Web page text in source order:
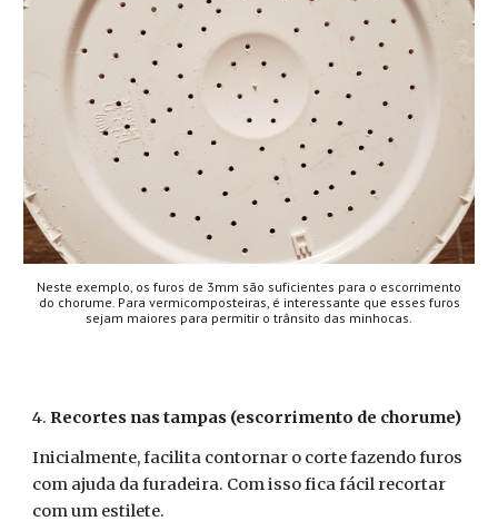
Neste exemplo, os furos de 3mm são suficientes para o escorrimento
do chorume. Para vermicomposteiras, é interessante que esses furos
sejam maiores para permitir o trânsito das minhocas.
4. Recortes nas tampas (escorrimento de chorume)
Inicialmente, facilita contornar o corte fazendo furos
com ajuda da furadeira. Com isso fica fácil recortar
com um estilete.